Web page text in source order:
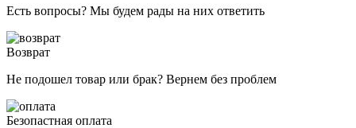
Есть вопросы? Мы будем рады на них ответить
Возврат
Не подошел товар или брак? Вернем без проблем
Безопастная оплата